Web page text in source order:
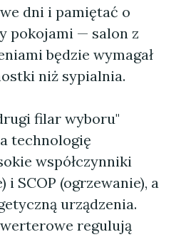
dni i pamiętać o
pokojami — salon z
będzie wymagał
niż sypialnia.
filar wyboru"
technologię
współczynniki
i SCOP (ogrzewanie), a
urządzenia.
regulują